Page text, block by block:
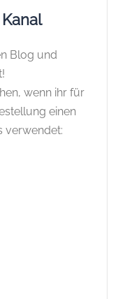
Blog und
wenn ihr für
einen
verwendet: